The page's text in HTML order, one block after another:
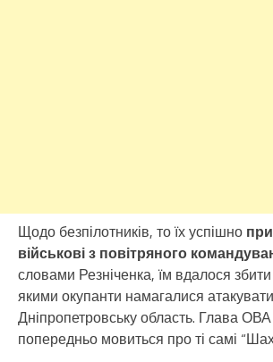
Щодо безпілотників, то їх успішно
військові з повітряного
словами Резніченка, їм вдалося
якими окупанти намагалися атакувати
Дніпропетровську область. Глава
попередньо мовиться про ті самі